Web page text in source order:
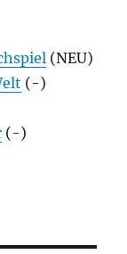
(NEU)
(-)
(-)